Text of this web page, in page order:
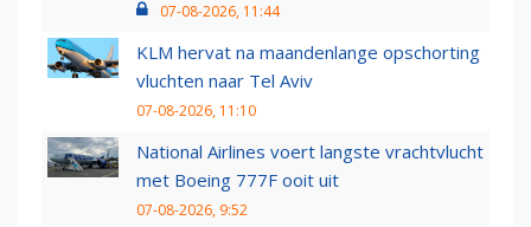
07-08-2026, 11:44
KLM hervat na maandenlange opschorting
vluchten naar Tel Aviv
07-08-2026, 11:10
National Airlines voert langste vrachtvlucht
met Boeing 777F ooit uit
07-08-2026, 9:52